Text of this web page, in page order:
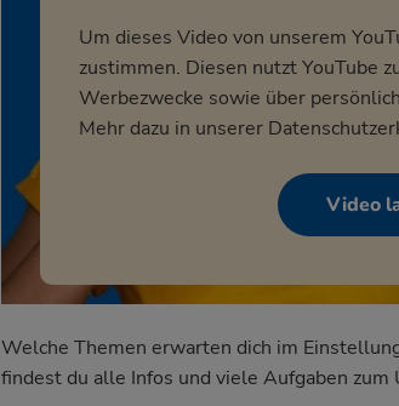
Um dieses Video von unserem
zustimmen. Diesen nutzt YouTube
Werbezwecke sowie über
Mehr dazu in unserer
Video
Welche Themen erwarten dich im
findest du alle Infos und viele Aufgaben zum